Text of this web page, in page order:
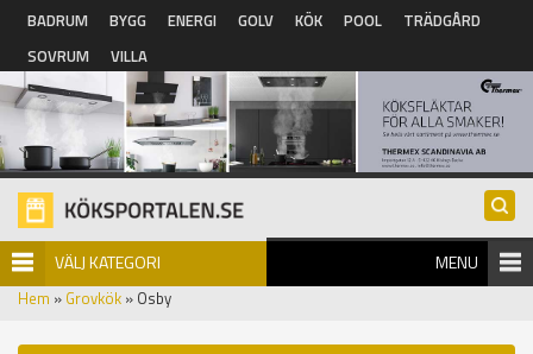
Hoppa till huvudinnehåll
BADRUM BYGG ENERGI GOLV KÖK POOL
TRÄDGÅRD
SOVRUM
VILLA
VÄLJ KATEGORI MENU
Hem » Grovkök » Osby